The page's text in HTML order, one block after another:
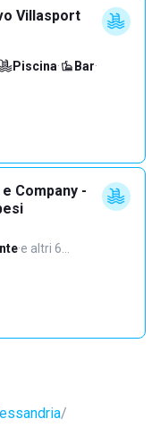
Villasport
Piscina· Bar·
Company -
·e altri 6…